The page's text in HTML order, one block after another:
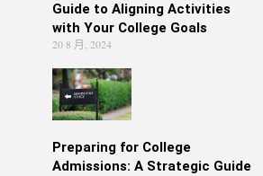
Guide to Aligning Activities
with Your College Goals
20 8 月, 2024
Preparing for College
Admissions: A Strategic Guide